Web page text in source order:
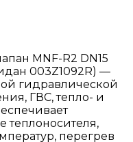
MNF-R2 DN15
003Z1092R) —
гидравлической
ГВС, тепло- и
теплоносителя,
перегрев